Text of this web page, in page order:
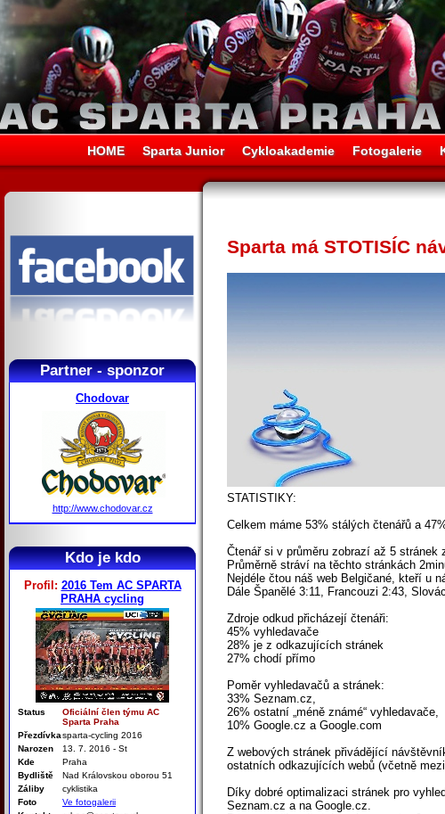
HOME Sparta Junior Cykloakademie Fotogalerie
Partner - sponzor
Chodovar
http://www.chodovar.cz
Kdo je kdo
Profil: 2016 Tem AC SPARTA
PRAHA cycling
Status
Oficiální člen týmu AC
Sparta Praha
Přezdívkasparta-cycling 2016
Narozen
13. 7. 2016 - St
Kde
Praha
Bydliště
Nad Královskou oborou 51
Záliby
cyklistika
Foto
Ve fotogalerii
Sparta má STOTISÍC
STATISTIKY:
Celkem máme 53% stálých čtenářů a
Čtenář si v průměru zobrazí až 5 stránek
Průměrně stráví na těchto stránkách
Nejdéle čtou náš web Belgičané, kteří u
Dále Španělé 3:11, Francouzi 2:43,
Zdroje odkud přicházejí čtenáři:
45% vyhledavače
28% je z odkazujících stránek
27% chodí přímo
Poměr vyhledavačů a stránek:
33% Seznam.cz,
26% ostatní „méně známé“ vyhledavače,
10% Google.cz a Google.com
Z webových stránek přivádějící
ostatních odkazujících webů (včetně
Díky dobré optimalizaci stránek pro
Seznam.cz a na Google.cz.